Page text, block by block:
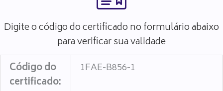
Digite o código do certificado no formulário abaixo
para verificar sua validade
Código do
certificado:
1FAE-B856-1